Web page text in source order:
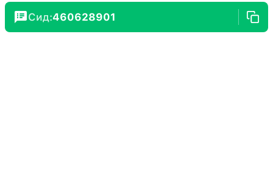
Сид:460628901